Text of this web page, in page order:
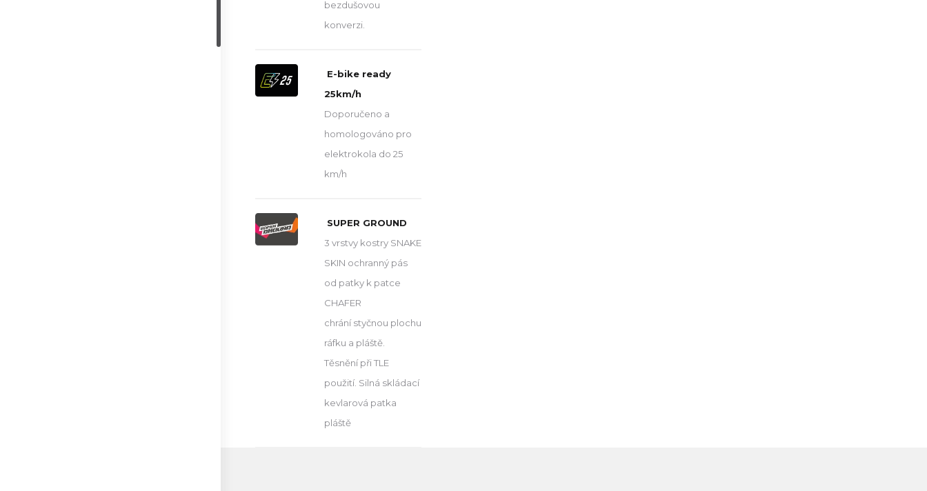
bezdušovou
konverzi.
E-bike ready
25km/h
Doporučeno a
homologováno pro
elektrokola do 25
km/h
SUPER GROUND
3 vrstvy kostry SNAKE
SKIN ochranný pás
od patky k patce
CHAFER
chrání styčnou plochu
ráfku a pláště.
Těsnění při TLE
použití. Silná skládací
kevlarová patka
pláště